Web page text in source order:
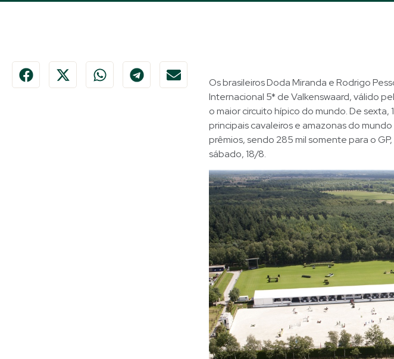
Os brasileiros Doda Miranda e Rodrigo
Internacional 5* de Valkenswaard, válido
o maior circuito hípico do mundo. De
principais cavaleiros e amazonas do
prêmios, sendo 285 mil somente para o
sábado, 18/8.